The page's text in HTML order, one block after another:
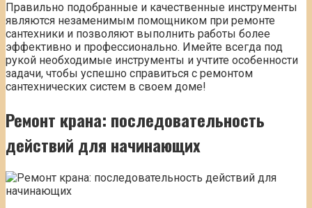
Правильно подобранные и качественные инструменты
являются незаменимым помощником при ремонте
сантехники и позволяют выполнить работы более
эффективно и профессионально. Имейте всегда под
рукой необходимые инструменты и учтите особенности
задачи, чтобы успешно справиться с ремонтом
сантехнических систем в своем доме!
Ремонт крана: последовательность
действий для начинающих